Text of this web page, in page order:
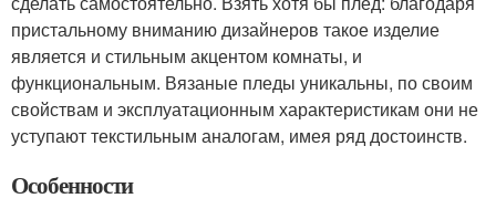
пристальному вниманию дизайнеров такое изделие
является и стильным акцентом комнаты, и
функциональным. Вязаные пледы уникальны, по своим
свойствам и эксплуатационным характеристикам они не
уступают текстильным аналогам, имея ряд достоинств.
Особенности